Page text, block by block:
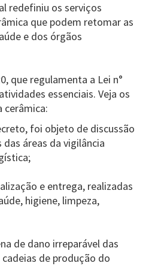
redefiniu os serviços
que podem retomar as
e dos órgãos
que regulamenta a Lei n°
essenciais. Veja os
cerâmica:
foi objeto de discussão
áreas da vigilância
e entrega, realizadas
higiene, limpeza,
de dano irreparável das
de produção do